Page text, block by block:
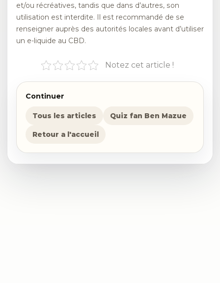
et/ou récréatives, tandis que dans d’autres, son
utilisation est interdite. Il est recommandé de se
renseigner auprès des autorités locales avant d’utiliser
un e-liquide au CBD.
Notez cet article !
Continuer
Tous les articles Quiz fan Ben Mazue
Retour a l'accueil